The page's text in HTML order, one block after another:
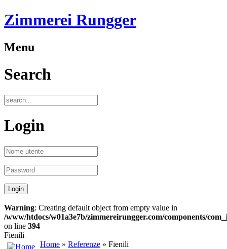
Zimmerei Rungger
Menu
Search
Login
Warning: Creating default object from empty value in
/www/htdocs/w01a3e7b/zimmereirungger.com/components/
on line 394
Fienili
Home » Referenze » Fienili